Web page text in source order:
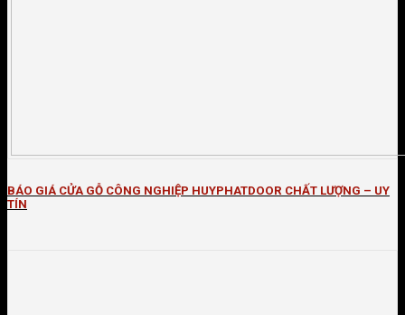
BÁO GIÁ CỬA GỖ CÔNG NGHIỆP HUYPHATDOOR CHẤT LƯỢNG – UY
TÍN